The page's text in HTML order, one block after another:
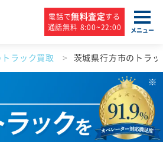
電話で無料査定する
通話無料 8:00~22:00
メニュー
ラック買取 茨城県行方市のトラ